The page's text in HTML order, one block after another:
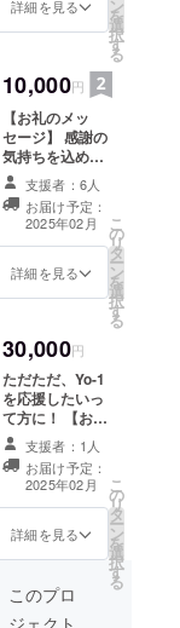
CDにサインを添
へご招待】 ご支
援いただいた
方々限定で、生
ライブ配信へご
招待致します。
普段ライブに参
加しにくい方で
も、ご自宅で…
お出かけ先で…
楽しみにいただ
けます。また配
時はご登録の
メールアドレス
より後日お知ら
せ致します。 開
催予定は、2025
年3月頃を予定し
ております。
詳細を見る ン
を
選
択
す
る
10,000円
【お礼のメッ
セージ】 感謝の
気持ちを込め
て、お礼のメッ
セージをお送り
します。 【オリ
ジナルソング
CD】 完成した
CDと、さらに初
【支援者限定ラ
イブ配信へご招
待】 ご支援いた
だいた方々限定
で、生ライブ配
信へご招待致し
ます。 普段ライ
ブに参加しにく
い方でも、ご自
宅で…お出かけ
先で…Yo-1ライ
ブをお楽しみに
いただけます。
また配信ライブ
へのアクセスや
支援者：6人
お届け予定：
2025年02月
詳細を見る
こ
の
リ
タ
ー
ン
を
選
択
す
る
30,000円
ただただ、Yo-1
を応援したいっ
て方に！ 【お礼
のメッセージ】
感謝の気持ちを
込めて、お礼の
メッセージをお
送りします。
【オリジナルソ
と、さらに初回
限定版にサイン
支援者：1人
お届け予定：
2025年02月
詳細を見る
こ
の
リ
タ
ー
ン
を
選
択
す
る
このプロ